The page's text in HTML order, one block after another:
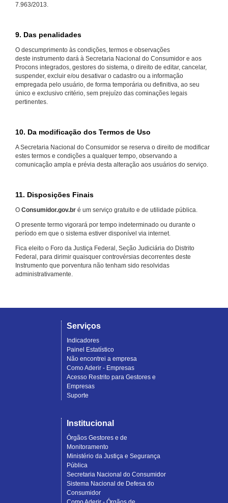
7.963/2013.
9. Das penalidades
O descumprimento às condições, termos e observações
deste instrumento dará à Secretaria Nacional do Consumidor e aos
Procons integrados, gestores do sistema, o direito de editar, cancelar,
suspender, excluir e/ou desativar o cadastro ou a informação
empregada pelo usuário, de forma temporária ou definitiva, ao seu
único e exclusivo critério, sem prejuízo das cominações legais
pertinentes.
10. Da modificação dos Termos de Uso
A Secretaria Nacional do Consumidor se reserva o direito de modificar
estes termos e condições a qualquer tempo, observando a
comunicação ampla e prévia desta alteração aos usuários do serviço.
11. Disposições Finais
O Consumidor.gov.br é um serviço gratuito e de utilidade pública.
O presente termo vigorará por tempo indeterminado ou durante o
período em que o sistema estiver disponível via internet.
Fica eleito o Foro da Justiça Federal, Seção Judiciária do Distrito
Federal, para dirimir quaisquer controvérsias decorrentes deste
Instrumento que porventura não tenham sido resolvidas
administrativamente.
Serviços
Indicadores
Painel Estatístico
Não encontrei a empresa
Como Aderir - Empresas
Acesso Restrito para Gestores e
Empresas
Suporte
Institucional
Órgãos Gestores e de
Monitoramento
Ministério da Justiça e Segurança
Pública
Secretaria Nacional do Consumidor
Sistema Nacional de Defesa do
Consumidor